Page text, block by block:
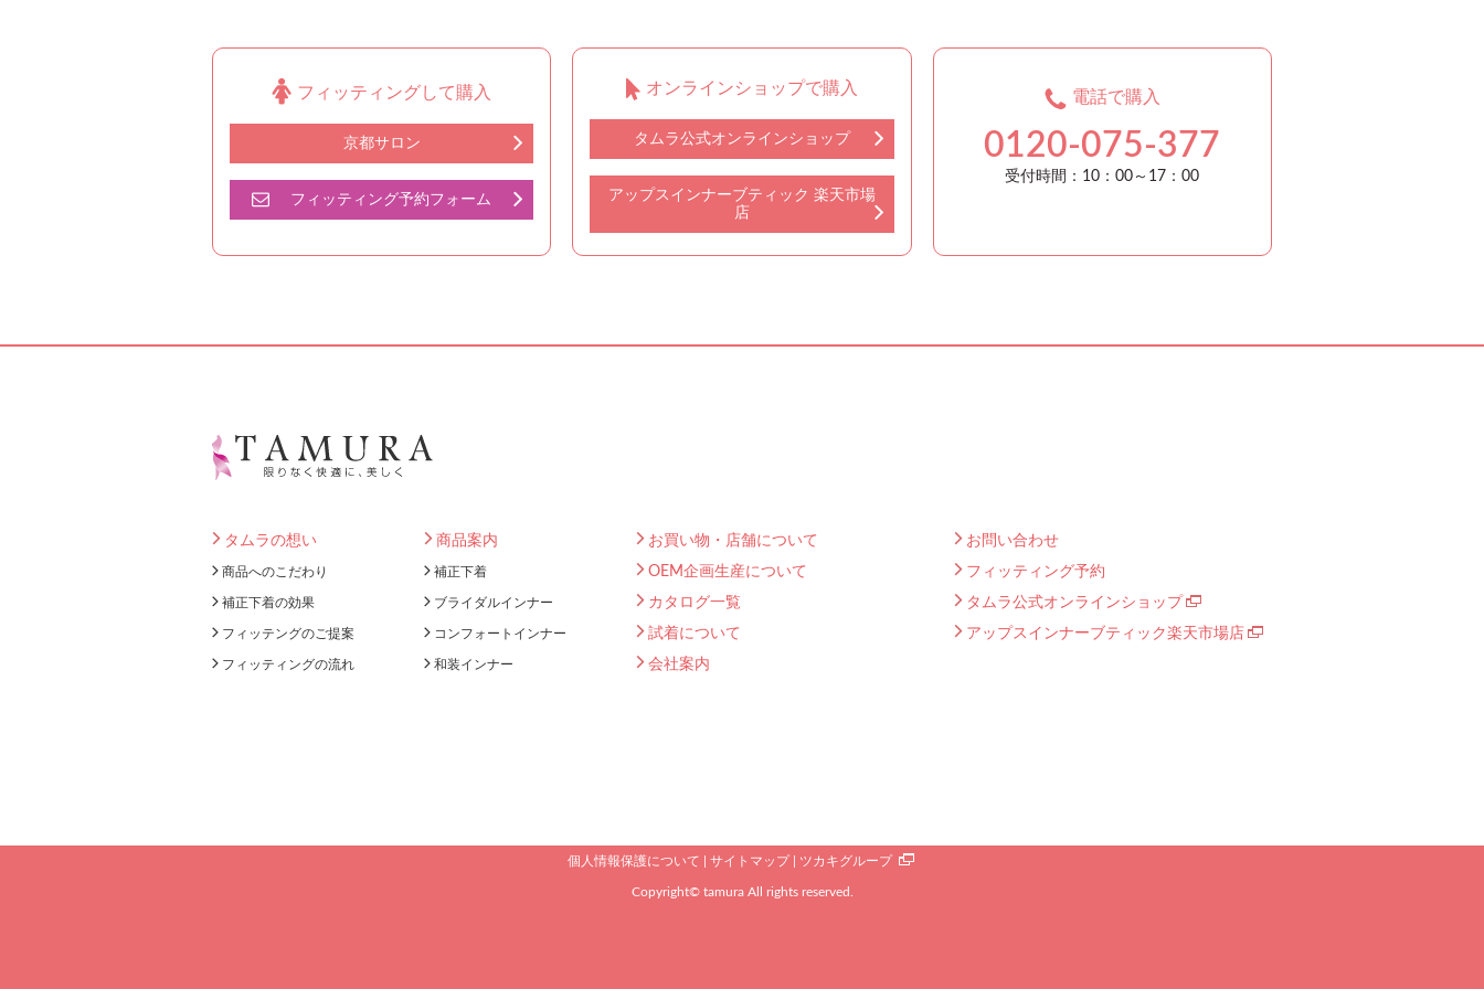
フィッティングして購入
京都サロン
フィッティング予約フォーム
オンラインショップで購入
タムラ公式オンラインショップ
アップスインナーブティック 楽天市場
店
電話で購入
0120-075-377
受付時間：10：00～17：00
タムラの想い
商品へのこだわり
補正下着の効果
フィッテングのご提案
フィッティングの流れ
商品案内
補正下着
ブライダルインナー
コンフォートインナー
和装インナー
お買い物・店舗について
OEM企画生産について
カタログ一覧
試着について
会社案内
お問い合わせ
フィッティング予約
タムラ公式オンラインショップ
アップスインナーブティック楽天市場店
個人情報保護について サイトマップ ツカキグループ
Copyright© tamura All rights reserved.